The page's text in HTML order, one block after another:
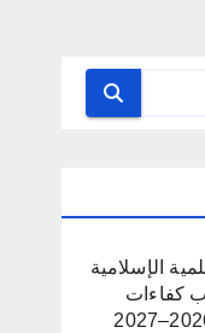
الإسلامية
كفاءات